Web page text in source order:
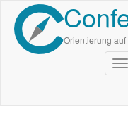
Direkt
zum
Inhalt
Orientierung